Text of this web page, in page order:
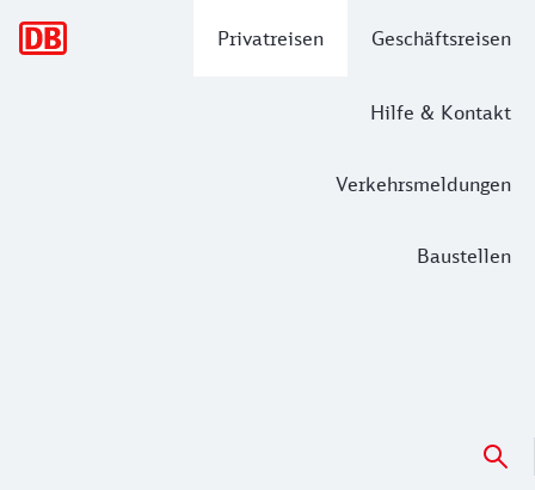
Privatreisen Geschäftsreisen
Hilfe & Kontakt
Verkehrsmeldungen
Baustellen